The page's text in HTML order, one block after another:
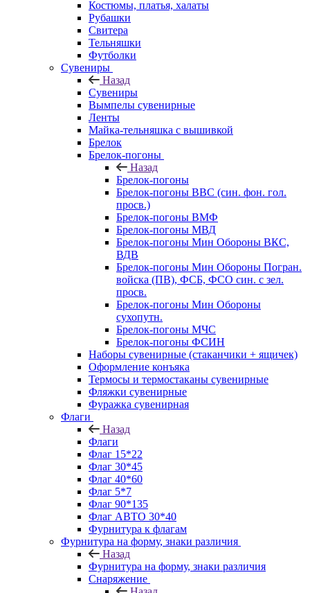
Костюмы, платья, халаты
Рубашки
Свитера
Тельняшки
Футболки
Сувениры
Назад
Сувениры
Вымпелы сувенирные
Ленты
Майка-тельняшка с вышивкой
Брелок
Брелок-погоны
Назад
Брелок-погоны
Брелок-погоны ВВС (син. фон. гол.
просв.)
Брелок-погоны ВМФ
Брелок-погоны МВД
Брелок-погоны Мин Обороны ВКС,
ВДВ
Брелок-погоны Мин Обороны Погран.
войска (ПВ), ФСБ, ФСО син. с зел.
просв.
Брелок-погоны Мин Обороны
сухопутн.
Брелок-погоны МЧС
Брелок-погоны ФСИН
Наборы сувенирные (стаканчики + ящичек)
Оформление конъяка
Термосы и термостаканы сувенирные
Фляжки сувенирные
Фуражка сувенирная
Флаги
Назад
Флаги
Флаг 15*22
Флаг 30*45
Флаг 40*60
Флаг 5*7
Флаг 90*135
Флаг АВТО 30*40
Фурнитура к флагам
Фурнитура на форму, знаки различия
Назад
Фурнитура на форму, знаки различия
Снаряжение